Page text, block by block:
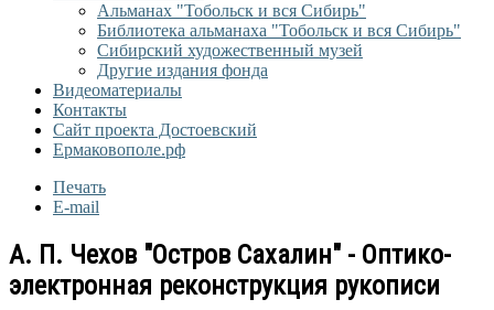
Альманах "Тобольск и вся Сибирь"
Библиотека альманаха "Тобольск и вся Сибирь"
Сибирский художественный музей
Другие издания фонда
Видеоматериалы
Контакты
Сайт проекта Достоевский
Ермаковополе.рф
Печать
E-mail
А. П. Чехов "Остров Сахалин" - Оптико-
электронная реконструкция рукописи